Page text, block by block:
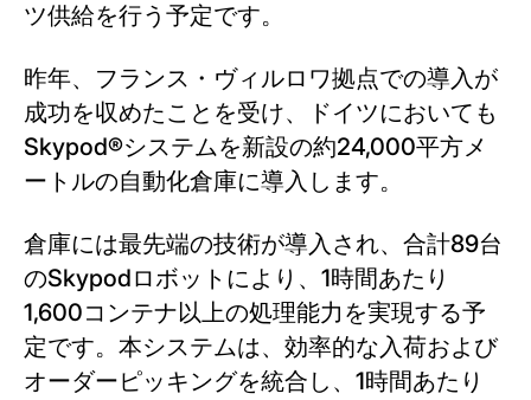
ツ供給を行う予定です。
昨年、フランス・ヴィルロワ拠点での導入が
成功を収めたことを受け、ドイツにおいても
Skypod®システムを新設の約24,000平方メ
ートルの自動化倉庫に導入します。
倉庫には最先端の技術が導入され、合計89台
のSkypodロボットにより、1時間あたり
1,600コンテナ以上の処理能力を実現する予
定です。本システムは、効率的な入荷および
オーダーピッキングを統合し、1時間あたり